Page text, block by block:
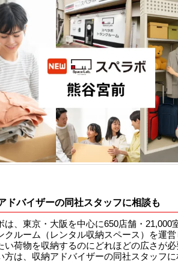
ドバイザーの同社スタッフに相談も
は、東京・大阪を中心に650店舗・21,000
クルーム（レンタル収納スペース）を運営
い荷物を収納するのにどれほどの広さが
方は、収納アドバイザーの同社スタッフに